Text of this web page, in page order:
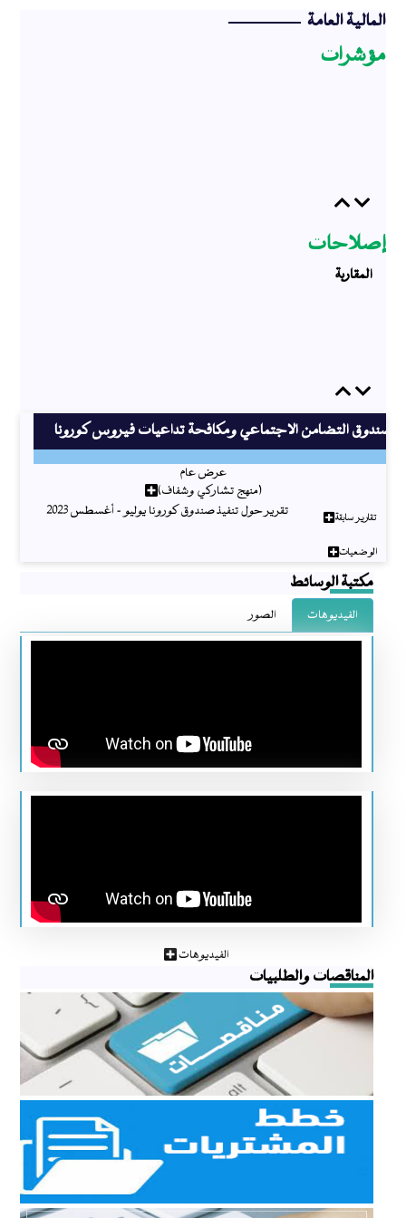
المالية العامة
مؤشرات
Previous
إصلاحات
المقاربة
Previous
صندوق التضامن الاجتماعي ومكافحة تداعيات فيروس كورونا
عرض عام
(منهج تشاركي وشفاف)
تقارير سابقة تقرير حول تنفيذ صندوق كورونا يوليو - أغسطس 2023
الوضعيات
مكتبة الوسائط
الفيديوهات الصور
الفيديوهات
المناقصات والطلبيات
مناقصات